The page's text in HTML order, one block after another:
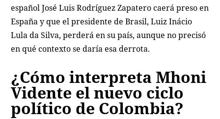
español José Luis Rodríguez Zapatero caerá preso en
España y que el presidente de Brasil, Luiz Inácio
Lula da Silva, perderá en su país, aunque no precisó
en qué contexto se daría esa derrota.
¿Cómo interpreta Mhoni
Vidente el nuevo ciclo
político de Colombia?